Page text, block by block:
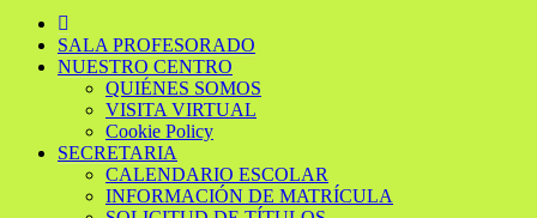
SALA PROFESORADO
NUESTRO CENTRO
QUIÉNES SOMOS
VISITA VIRTUAL
Cookie Policy
SECRETARIA
CALENDARIO ESCOLAR
INFORMACIÓN DE MATRÍCULA